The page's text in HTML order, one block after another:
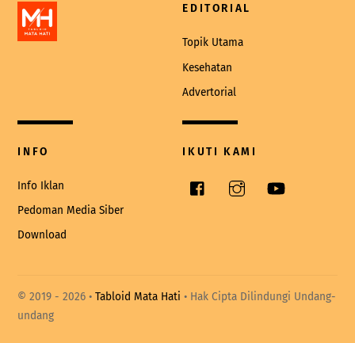
EDITORIAL
Topik Utama
Kesehatan
Advertorial
INFO
Info Iklan
Pedoman Media Siber
Download
IKUTI KAMI
Facebook
© 2019 -2026 •Tabloid Mata Hati • Hak Cipta Dilindungi Undang-
undang